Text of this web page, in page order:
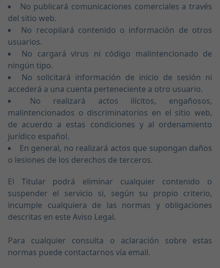
No publicará comunicaciones comerciales a través
del sitio web.
No recopilará contenido o información de otros
usuarios.
No cargará virus ni código malintencionado de
ningún tipo.
No solicitará información de inicio de sesión ni
accederá a una cuenta perteneciente a otro usuario.
No realizará actos ilícitos, engañosos,
malintencionados o discriminatorios en el sitio web,
de acuerdo a estas condiciones y al ordenamiento
jurídico español.
En general, no realizará actos que supongan daños
o lesiones de los derechos de terceros.
El Titular podrá eliminar cualquier contenido o
suspender el servicio si, según su propio criterio,
incumple cualquiera de las normas y obligaciones
descritas en este Aviso Legal.
Para cualquier consulta o aclaración sobre estas
normas puede contactarnos vía email.